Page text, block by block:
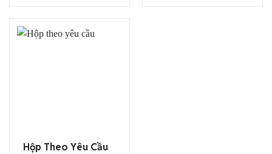
Hộp Theo Yêu Cầu